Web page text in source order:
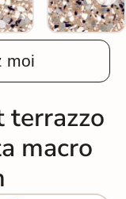
moi
terrazzo
macro